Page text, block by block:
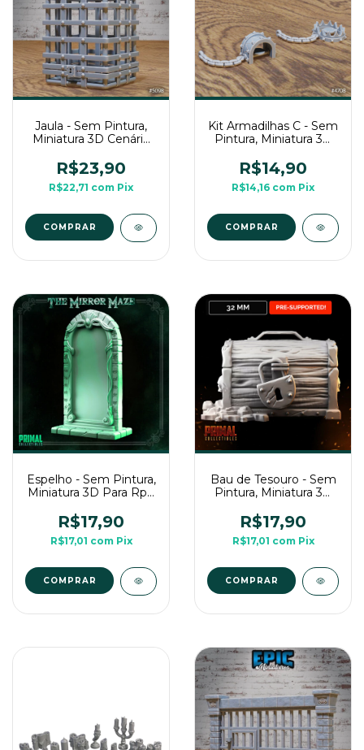
Jaula - Sem Pintura,
Miniatura 3D Cenário
R$23,90
R$22,71 com Pix
Kit Armadilhas C - Sem
Pintura, Miniatura 3D
Mesa
R$14,90
R$14,16 com Pix
Espelho - Sem Pintura,
Miniatura 3D Para Rpg
R$17,90
R$17,01 com Pix
Bau de Tesouro - Sem
Pintura, Miniatura 3D
R$17,90
R$17,01 com Pix